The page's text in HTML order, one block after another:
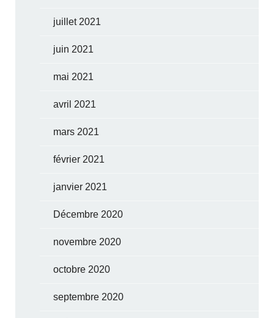
juillet 2021
juin 2021
mai 2021
avril 2021
mars 2021
février 2021
janvier 2021
Décembre 2020
novembre 2020
octobre 2020
septembre 2020